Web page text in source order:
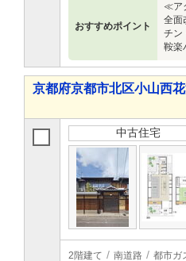
おすすめポイント
≪ア
全面
チン
鞍楽
京都府京都市北区小山西
中古住宅
2階建て 南道路 都市ガ